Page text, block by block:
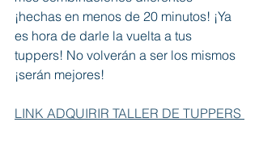
¡hechas en menos de 20 minutos! ¡Ya
es hora de darle la vuelta a tus
tuppers! No volverán a ser los mismos
¡serán mejores!
LINK ADQUIRIR TALLER DE TUPPERS